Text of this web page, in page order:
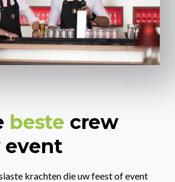
beste crew
event
krachten die uw feest of event